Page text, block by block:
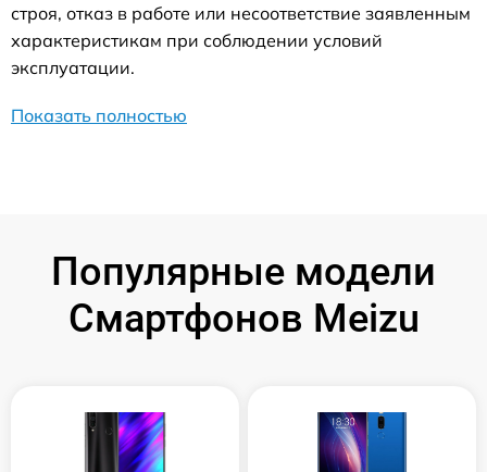
строя, отказ в работе или несоответствие заявленным
характеристикам при соблюдении условий
эксплуатации.
Показать полностью
Популярные модели
Смартфонов Meizu